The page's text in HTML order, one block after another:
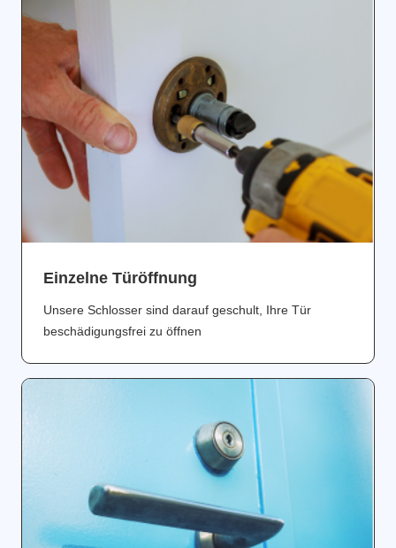
Einzelne Türöffnung
Unsere Schlosser sind darauf geschult, Ihre Tür
beschädigungsfrei zu öffnen